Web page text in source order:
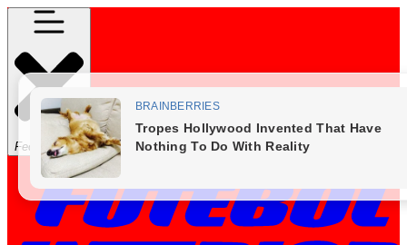
Fechar Menu